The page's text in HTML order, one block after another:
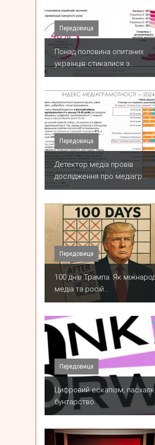
Передовица
Понад половина опитаних
українців стикалися з...
Передовица
Детектор медіа провів
дослідження про медіагр...
Передовица
100 днів Трампа. Як
медіа та росій...
Передовица
​Цифровий ескапізм,
бунтарство.